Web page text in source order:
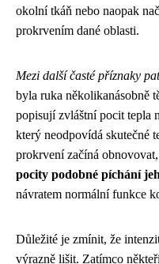
okolní tkáň nebo naopak
prokrvením dané oblasti.
Mezi další časté příznaky
byla ruka několikanásobně
popisují zvláštní pocit tepla
který neodpovídá skutečné
prokrvení začíná
pocity podobné píchání
návratem normální funkce
Důležité je zmínit, že
výrazně lišit. Zatímco